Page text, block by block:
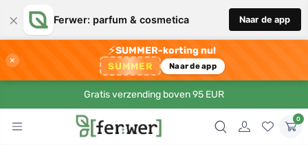
× Ferwer: parfum & cosmetica Naar de app
×
⚡SUMMER-korting nu!
SUMMER Naar de app
Gratis verzending boven 95 EUR
0